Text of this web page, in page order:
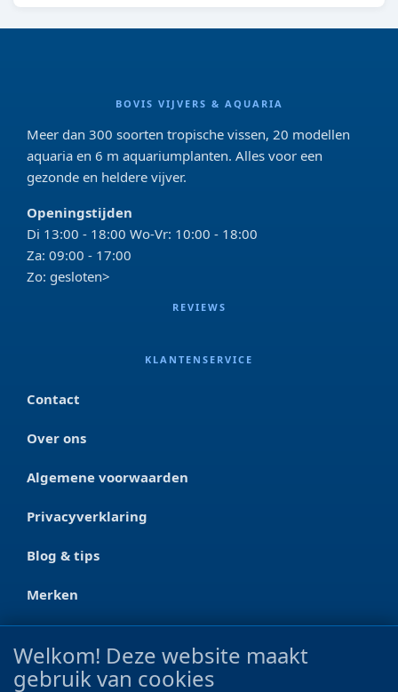
BOVIS VIJVERS & AQUARIA
Meer dan 300 soorten tropische vissen, 20 modellen
aquaria en 6 m aquariumplanten. Alles voor een
gezonde en heldere vijver.
Openingstijden
Di 13:00 - 18:00 Wo-Vr: 10:00 - 18:00
Za: 09:00 - 17:00
Zo: gesloten>
REVIEWS
KLANTENSERVICE
Contact
Over ons
Algemene voorwaarden
Privacyverklaring
Blog & tips
Merken
CONTACT
Ootmarsumseweg 125a
Welkom! Deze website maakt
gebruik van cookies